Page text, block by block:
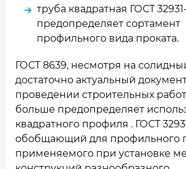
труба квадратная ГОСТ
предопределяет сортамент
профильного вида проката.
ГОСТ 8639, несмотря на
достаточно актуальный
проведении строительных
больше предопределяет
квадратного профиля . ГОСТ
обобщающий для профильного
применяемого при установке